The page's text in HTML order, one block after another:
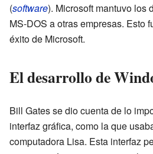
(software). Microsoft mantuvo los
MS-DOS a otras empresas. Esto
éxito de Microsoft.
El desarrollo de
Bill Gates se dio cuenta de lo
interfaz gráfica, como la que
computadora Lisa. Esta interfaz